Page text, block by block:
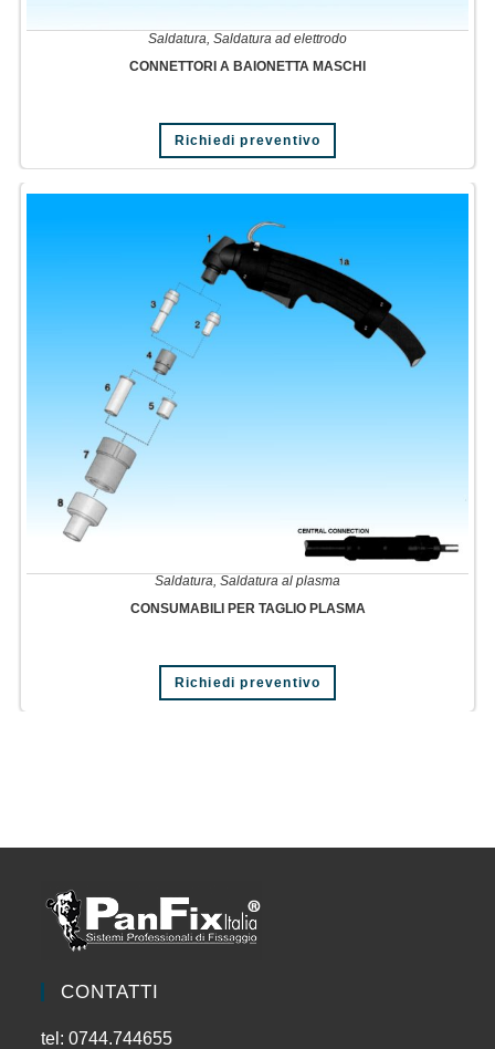
Saldatura Saldatura ad elettrodo
CONNETTORI A BAIONETTA MASCHI
Richiedi preventivo
Saldatura, Saldatura al plasma
CONSUMABILI PER TAGLIO PLASMA
Richiedi preventivo
CONTATTI
tel: 0744.744655